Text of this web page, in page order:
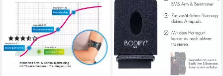
EMS-Arm-Trainer - 2in1 EMS
Trainer - Gezielte Stimulation
der Arm & Beinmuskulatur
(5)
ab 39,90 €
lieferbar - in 2-3 Werktagen bei dir
EMS-Arm-Trainer - Haltegurt
für EMS Arm & Beintrainer
zur Fixierung (Ohne EMS
Trainer)
(1)
11,99 €
lieferbar - in 2-3 Werktagen bei dir